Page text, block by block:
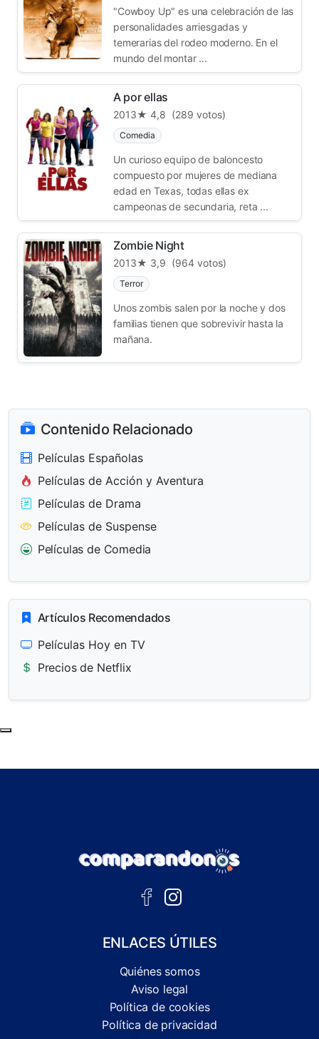
"Cowboy Up" es una celebración de las
personalidades arriesgadas y
temerarias del rodeo moderno. En el
mundo del montar ...
A por ellas
2013★ 4,8 (289 votos)
Comedia
Un curioso equipo de baloncesto
compuesto por mujeres de mediana
edad en Texas, todas ellas ex
campeonas de secundaria, reta ...
Zombie Night
2013★ 3,9 (964 votos)
Terror
Unos zombis salen por la noche y dos
familias tienen que sobrevivir hasta la
mañana.
Contenido Relacionado
Películas Españolas
Películas de Acción y Aventura
Películas de Drama
Películas de Suspense
Películas de Comedia
Artículos Recomendados
Películas Hoy en TV
Precios de Netflix
ENLACES ÚTILES
Quiénes somos
Aviso legal
Política de cookies
Política de privacidad